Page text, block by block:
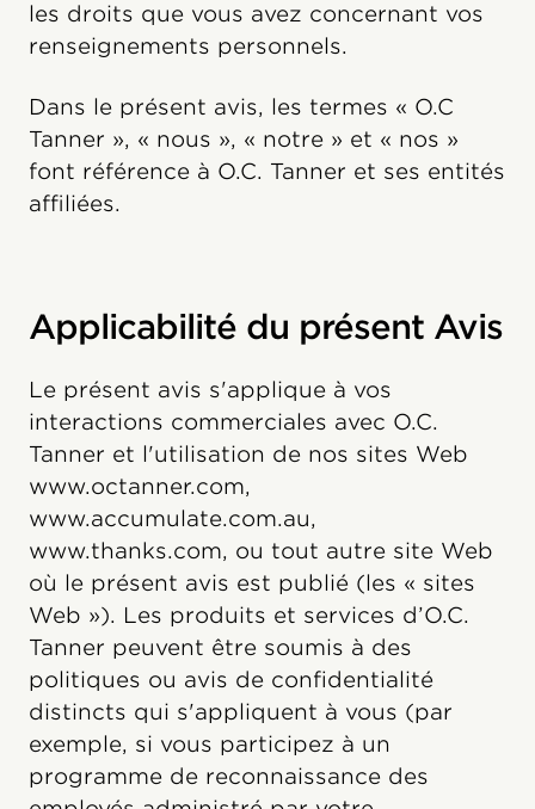
les droits que vous avez concernant vos
renseignements personnels.
Dans le présent avis, les termes « O.C
Tanner », « nous », « notre » et « nos »
font référence à O.C. Tanner et ses entités
affiliées.
Applicabilité du présent Avis
Le présent avis s'applique à vos
interactions commerciales avec O.C.
Tanner et l'utilisation de nos sites Web
www.octanner.com,
www.accumulate.com.au,
www.thanks.com, ou tout autre site Web
où le présent avis est publié (les « sites
Web »). Les produits et services d’O.C.
Tanner peuvent être soumis à des
politiques ou avis de confidentialité
distincts qui s'appliquent à vous (par
exemple, si vous participez à un
programme de reconnaissance des